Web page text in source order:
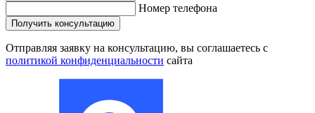
Номер телефона
Получить консультацию
Отправляя заявку на консультацию, вы соглашаетесь с
политикой конфиденциальности сайта